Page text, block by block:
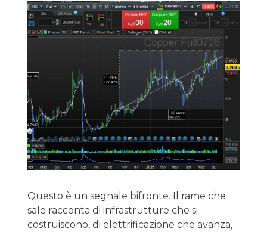
Questo è un segnale bifronte. Il rame che
sale racconta di infrastrutture che si
costruiscono, di elettrificazione che avanza,